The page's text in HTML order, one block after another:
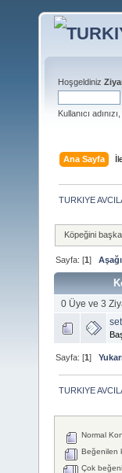
Hoşgeldiniz
Kullanıcı
Ana Sayfa
TURKIYE
Köpeğini
Sayfa: [1]
0 Üye ve 3
Sayfa: [1]
TURKIYE
Normal
Beğenilen
Çok